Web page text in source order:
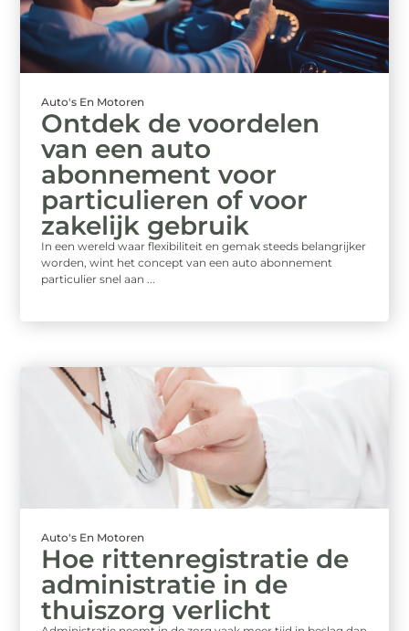
Auto's En Motoren
Ontdek de voordelen
van een auto
abonnement voor
particulieren of voor
zakelijk gebruik
In een wereld waar flexibiliteit en gemak steeds belangrijker
worden, wint het concept van een auto abonnement
particulier snel aan ...
Auto's En Motoren
Hoe rittenregistratie de
administratie in de
thuiszorg verlicht